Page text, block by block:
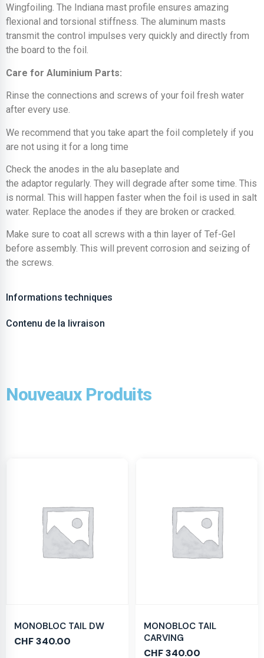
Wingfoiling. The Indiana mast profile ensures amazing
flexional and torsional stiffness. The aluminum masts
transmit the control impulses very quickly and directly from
the board to the foil.
Care for Aluminium Parts:
Rinse the connections and screws of your foil fresh water
after every use.
We recommend that you take apart the foil completely if you
are not using it for a long time
Check the anodes in the alu baseplate and
the adaptor regularly. They will degrade after some time. This
is normal. This will happen faster when the foil is used in salt
water. Replace the anodes if they are broken or cracked.
Make sure to coat all screws with a thin layer of Tef-Gel
before assembly. This will prevent corrosion and seizing of
the screws.
Informations techniques
Contenu de la livraison
Nouveaux Produits
MONOBLOC TAIL DW
CHF340.00
MONOBLOC TAIL
CARVING
CHF340.00